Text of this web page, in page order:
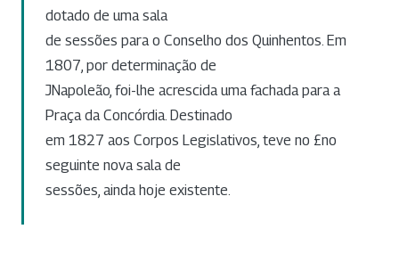
dotado de uma sala
de sessões para o Conselho dos Quinhentos. Em
1807, por determinação de
JNapoleão, foi-lhe acrescida uma fachada para a
Praça da Concórdia. Destinado
em 1827 aos Corpos Legislativos, teve no £no
seguinte nova sala de
sessões, ainda hoje existente.